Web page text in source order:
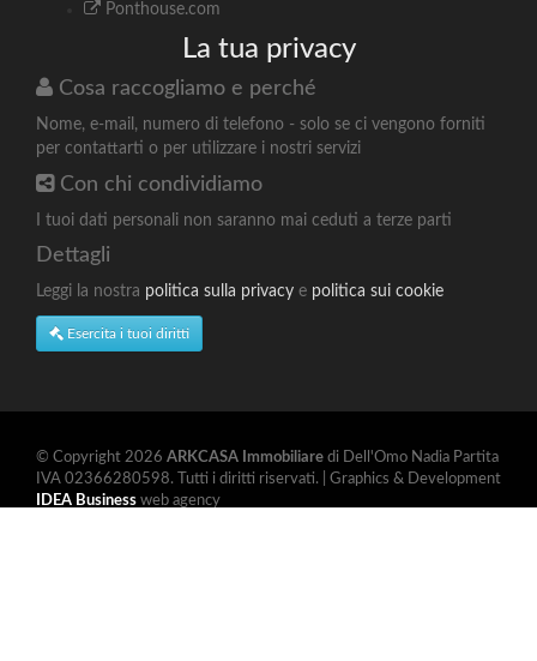
Ponthouse.com
La tua privacy
Cosa raccogliamo e perché
Nome, e-mail, numero di telefono - solo se ci vengono forniti
per contattarti o per utilizzare i nostri servizi
Con chi condividiamo
I tuoi dati personali non saranno mai ceduti a terze parti
Dettagli
Leggi la nostra politica sulla privacy e politica sui cookie
Esercita i tuoi diritti
© Copyright 2026 ARKCASA Immobiliare di Dell'Omo Nadia Partita
IVA 02366280598. Tutti i diritti riservati. | Graphics & Development
IDEA Business web agency